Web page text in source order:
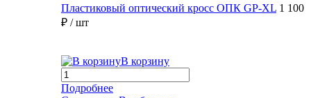
Пластиковый оптический кросс ОПК GP-XL 1 100
₽ / шт
В корзину
Подробнее